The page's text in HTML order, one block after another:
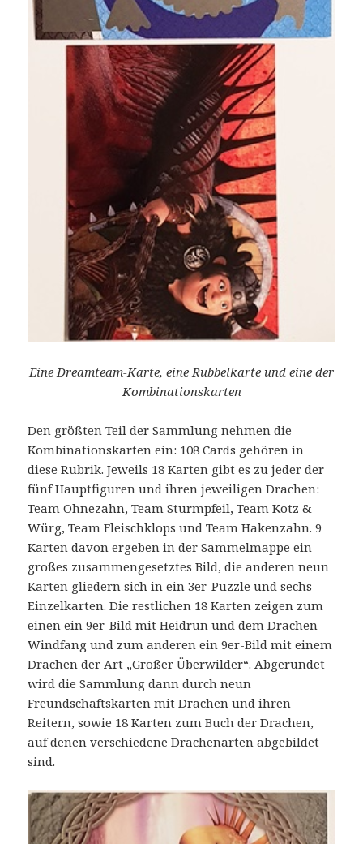
Eine Dreamteam-Karte, eine Rubbelkarte und eine der
Kombinationskarten
Den größten Teil der Sammlung nehmen die
Kombinationskarten ein: 108 Cards gehören in
diese Rubrik. Jeweils 18 Karten gibt es zu jeder der
fünf Hauptfiguren und ihren jeweiligen Drachen:
Team Ohnezahn, Team Sturmpfeil, Team Kotz &
Würg, Team Fleischklops und Team Hakenzahn. 9
Karten davon ergeben in der Sammelmappe ein
großes zusammengesetztes Bild, die anderen neun
Karten gliedern sich in ein 3er-Puzzle und sechs
Einzelkarten. Die restlichen 18 Karten zeigen zum
einen ein 9er-Bild mit Heidrun und dem Drachen
Windfang und zum anderen ein 9er-Bild mit einem
Drachen der Art „Großer Überwilder“. Abgerundet
wird die Sammlung dann durch neun
Freundschaftskarten mit Drachen und ihren
Reitern, sowie 18 Karten zum Buch der Drachen,
auf denen verschiedene Drachenarten abgebildet
sind.